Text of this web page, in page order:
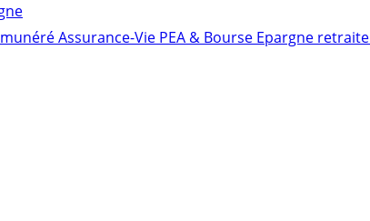
Assurance-Vie PEA & Bourse Epargne retraite